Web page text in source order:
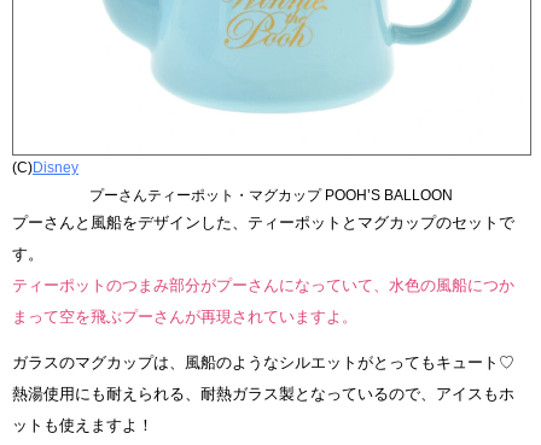
(C)Disney
プーさんティーポット・マグカップ POOH’S BALLOON
プーさんと風船をデザインした、ティーポットとマグカップのセットで
す。
ティーポットのつまみ部分がプーさんになっていて、水色の風船につか
まって空を飛ぶプーさんが再現されていますよ。
ガラスのマグカップは、風船のようなシルエットがとってもキュート♡
熱湯使用にも耐えられる、耐熱ガラス製となっているので、アイスもホ
ットも使えますよ！